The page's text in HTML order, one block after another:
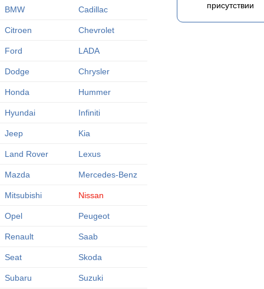
BMW Cadillac
Citroen Chevrolet
Ford LADA
Dodge Chrysler
Honda Hummer
Hyundai Infiniti
Jeep Kia
Land Rover Lexus
Mazda Mercedes-Benz
Mitsubishi Nissan
Opel Peugeot
Renault Saab
Seat Skoda
Subaru Suzuki
присутствии